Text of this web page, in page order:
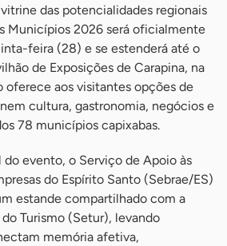
das potencialidades regionais
Municípios 2026 será oficialmente
feira (28) e se estenderá até o
de Exposições de Carapina, na
oferece aos visitantes opções de
cultura, gastronomia, negócios e
78 municípios capixabas.
evento, o Serviço de Apoio às
do Espírito Santo (Sebrae/ES)
estande compartilhado com a
Turismo (Setur), levando
memória afetiva,